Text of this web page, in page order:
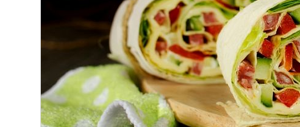
Лос-Анджелес
Москва
Париж
Паттайя